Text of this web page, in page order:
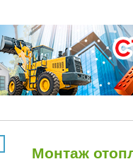
Монтаж